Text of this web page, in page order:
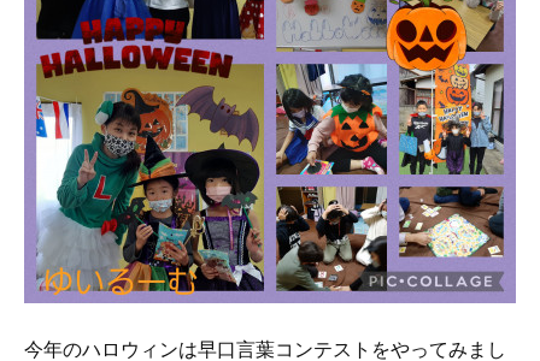
今年のハロウィンは早口言葉コンテストをやってみまし